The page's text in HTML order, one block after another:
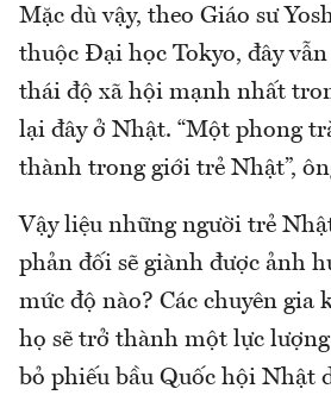
Mặc dù vậy, theo Giáo sư
thuộc Đại học Tokyo, đây
thái độ xã hội mạnh nhất
lại đây ở Nhật. “Một phong
thành trong giới trẻ Nhật”,
Vậy liệu những người trẻ
phản đối sẽ giành được ảnh
mức độ nào? Các chuyên gia
họ sẽ trở thành một lực
bỏ phiếu bầu Quốc hội Nhật